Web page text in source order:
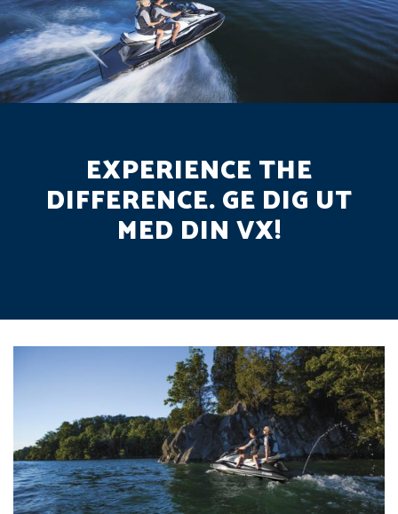
EXPERIENCE THE
DIFFERENCE. GE DIG UT
MED DIN VX!